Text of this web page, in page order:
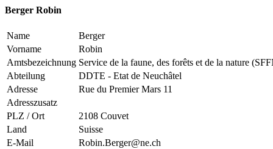
Berger Robin
Name
Berger
Vorname
Robin
Amtsbezeichnung Service de la faune, des forêts et de la nature
Abteilung
DDTE - Etat de Neuchâtel
Adresse
Rue du Premier Mars 11
Adresszusatz
PLZ / Ort
2108 Couvet
Land
Suisse
E-Mail
Robin.Berger@ne.ch